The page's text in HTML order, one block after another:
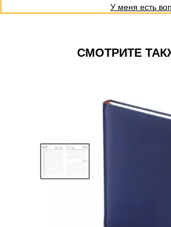
У меня есть
СМОТРИТЕ